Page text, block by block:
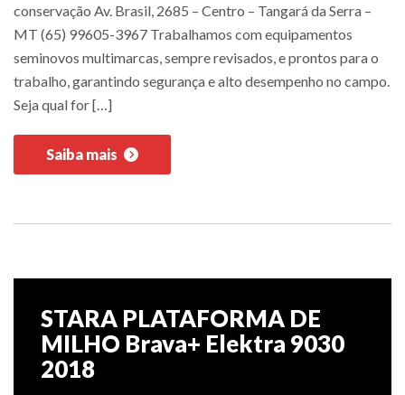
conservação Av. Brasil, 2685 – Centro – Tangará da Serra –
MT (65) 99605-3967 Trabalhamos com equipamentos
seminovos multimarcas, sempre revisados, e prontos para o
trabalho, garantindo segurança e alto desempenho no campo.
Seja qual for […]
Saiba mais
STARA PLATAFORMA DE
MILHO Brava+ Elektra 9030
2018